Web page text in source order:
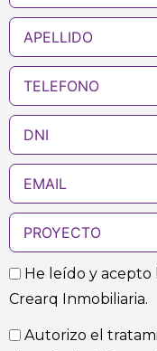
He leído y acepto
Crearq Inmobiliaria.
Autorizo el